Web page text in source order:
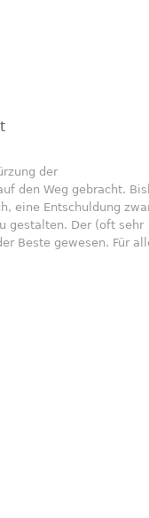
der
den Weg gebracht.
eine Entschuldung
gestalten. Der (oft sehr
Beste gewesen. Für